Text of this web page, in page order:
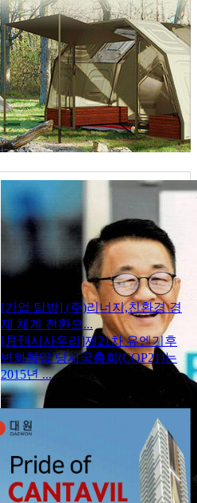
[기업 탐방] (주)리너지,친환경 경
제 체계 전환으...
[月刊시사우리]제21차 유엔기후
변화협약 당사국총회(COP21)는
2015년 ...